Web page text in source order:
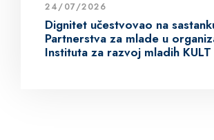
24/07/2026
Dignitet učestvovao na
Partnerstva za mlade u
Instituta za razvoj mladih KULT